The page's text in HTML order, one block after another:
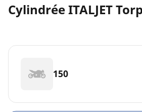
Cylindrée ITALJET
150